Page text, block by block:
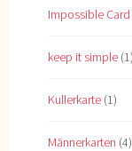
Impossible Card
keep it simple (1)
Kullerkarte (1)
Männerkarten (4)